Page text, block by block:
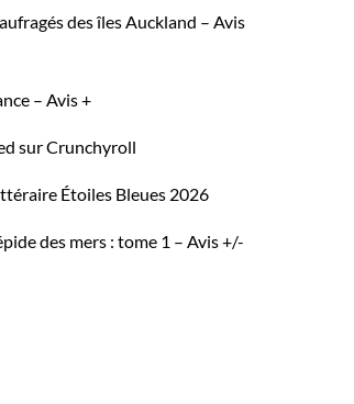
des îles Auckland – Avis
– Avis +
sur Crunchyroll
Étoiles Bleues 2026
des mers : tome 1 – Avis +/-